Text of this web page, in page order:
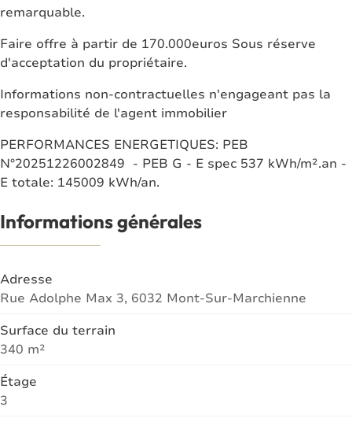
remarquable.
Faire offre à partir de 170.000euros Sous réserve
d'acceptation du propriétaire.
Informations non-contractuelles n'engageant pas la
responsabilité de l'agent immobilier
PERFORMANCES ENERGETIQUES: PEB
N°20251226002849 - PEB G - E spec 537 kWh/m².an -
E totale: 145009 kWh/an.
Informations générales
Adresse
Rue Adolphe Max 3, 6032 Mont-Sur-Marchienne
Surface du terrain
340 m²
Étage
3